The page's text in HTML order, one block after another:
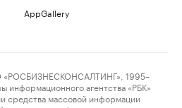
AppGallery
1995–
агентства «РБК»
средства массовой информации